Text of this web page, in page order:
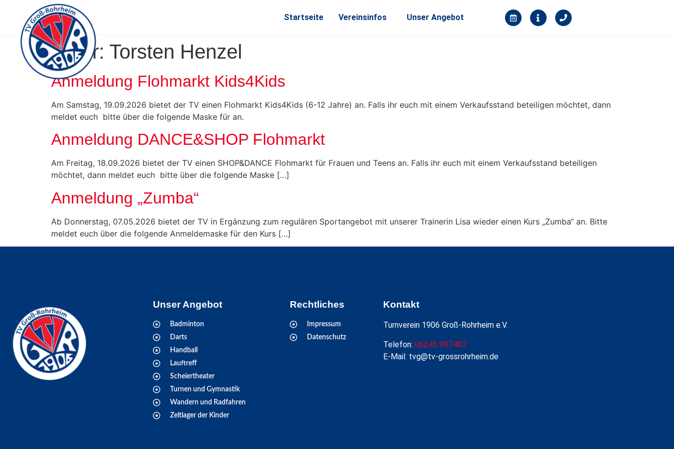
Startseite Vereinsinfos Unser Angebot
Autor: Torsten Henzel
Anmeldung Flohmarkt Kids4Kids
Am Samstag, 19.09.2026 bietet der TV einen Flohmarkt Kids4Kids (6-12 Jahre) an. Falls ihr euch mit einem Verkaufsstand beteiligen möchtet, dann
meldet euch bitte über die folgende Maske für an.
Anmeldung DANCE&SHOP Flohmarkt
Am Freitag, 18.09.2026 bietet der TV einen SHOP&DANCE Flohmarkt für Frauen und Teens an. Falls ihr euch mit einem Verkaufsstand beteiligen
möchtet, dann meldet euch bitte über die folgende Maske […]
Anmeldung „Zumba“
Ab Donnerstag, 07.05.2026 bietet der TV in Ergänzung zum regulären Sportangebot mit unserer Trainerin Lisa wieder einen Kurs „Zumba“ an. Bitte
meldet euch über die folgende Anmeldemaske für den Kurs […]
Unser Angebot
Badminton
Darts
Handball
Lauftreff
Scheiertheater
Turnen und Gymnastik
Wandern und Radfahren
Zeltlager der Kinder
Rechtliches
Impressum
Datenschutz
Kontakt
Turnverein 1906 Groß-Rohrheim e.V.
Telefon: 06245 997487
E-Mail: tvg@tv-grossrohrheim.de